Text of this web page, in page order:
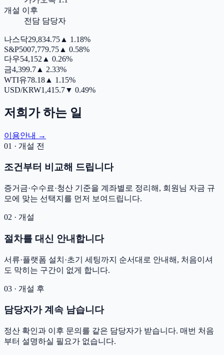
개설 이후
전담 담당자
나스닥29,834.75 ▲ 1.18%
S&P5007,779.75 ▲ 0.58%
다우54,152 ▲ 0.26%
금4,399.7 ▲ 2.33%
WTI유78.18 ▲ 1.15%
USD/KRW1,415.7▼ 0.49%
저희가 하는 일
이용안내 →
01 · 개설 전
조건부터 비교해 드립니다
증거금·수수료·청산 기준을 계좌별로 정리해, 회원님 자금 규
모에 맞는 선택지를 먼저 보여드립니다.
02 · 개설
절차를 대신 안내합니다
서류·플랫폼 설치·초기 세팅까지 순서대로 안내해, 처음이셔
도 막히는 구간이 없게 합니다.
03 · 개설 후
담당자가 계속 남습니다
정산 확인과 이후 문의를 같은 담당자가 받습니다. 매번 처음
부터 설명하실 필요가 없습니다.